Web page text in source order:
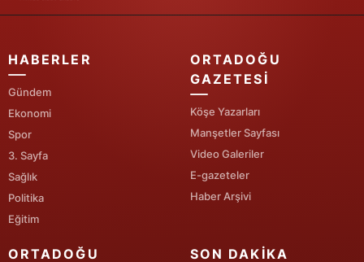
Iğdır
Yalova
Karabük
Kilis
Osmaniye
HABERLER
Gündem
Ekonomi
Spor
3. Sayfa
Sağlık
Politika
Eğitim
ORTADOĞU
GAZETESI
Köşe Yazarları
Manşetler Sayfası
Video Galeriler
E-gazeteler
Haber Arşivi
ORTADOĞU
SON DAKIKA